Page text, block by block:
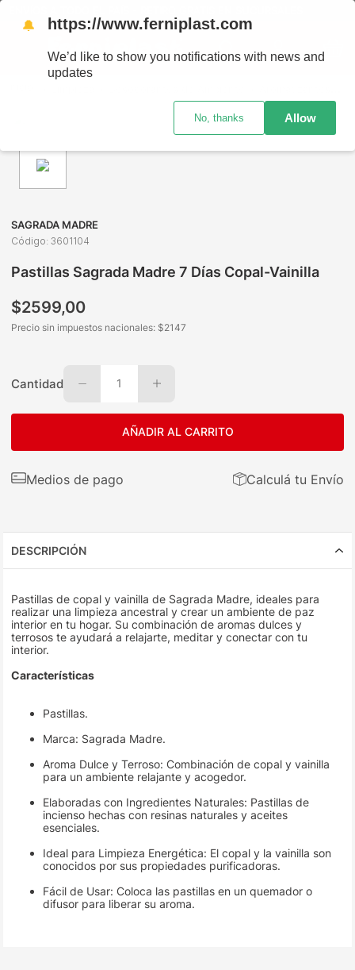
SAGRADA MADRE
Código:3601104
Pastillas Sagrada Madre 7 Días Copal-Vainilla
$2599,00
Precio sin impuestos nacionales: $2147
Cantidad 1
AÑADIR AL CARRITO
Medios de pago Calculá tu Envío
DESCRIPCIÓN
Pastillas de copal y vainilla de Sagrada Madre, ideales para
realizar una limpieza ancestral y crear un ambiente de paz
interior en tu hogar. Su combinación de aromas dulces y
terrosos te ayudará a relajarte, meditar y conectar con tu
interior.
Características
Pastillas.
Marca: Sagrada Madre.
Aroma Dulce y Terroso: Combinación de copal y vainilla
para un ambiente relajante y acogedor.
Elaboradas con Ingredientes Naturales: Pastillas de
incienso hechas con resinas naturales y aceites
esenciales.
Ideal para Limpieza Energética: El copal y la vainilla son
conocidos por sus propiedades purificadoras.
Fácil de Usar: Coloca las pastillas en un quemador o
difusor para liberar su aroma.
🔔 https://www.ferniplast.com
We’d like to show you notifications with news and
updates
No, thanks Allow